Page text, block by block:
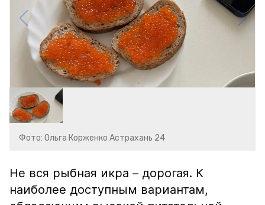
Фото: Ольга Корженко Астрахань 24
Не вся рыбная икра – дорогая. К
наиболее доступным вариантам,